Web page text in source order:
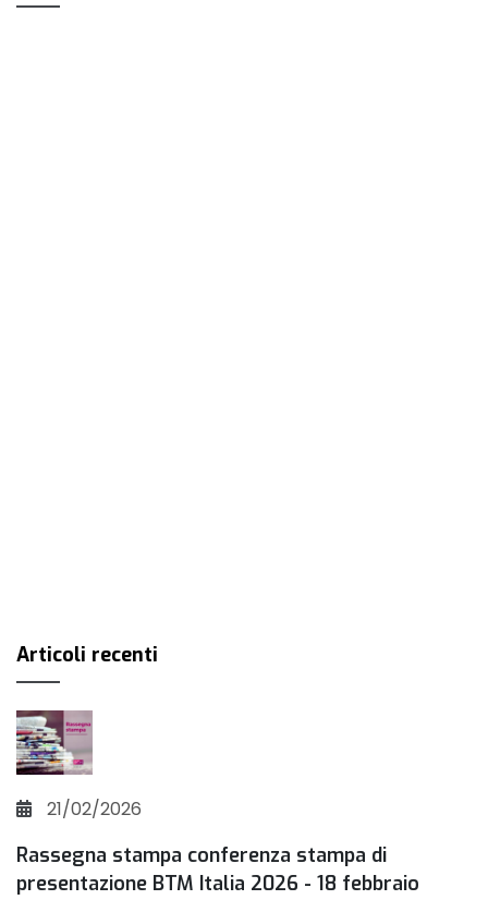
Articoli recenti
21/02/2026
Rassegna stampa conferenza stampa di
presentazione BTM Italia 2026 - 18 febbraio